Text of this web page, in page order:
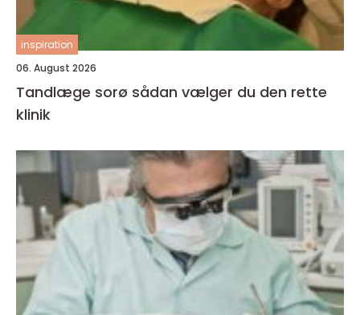
inspiration
06. August 2026
Tandlæge sorø sådan vælger du den rette
klinik